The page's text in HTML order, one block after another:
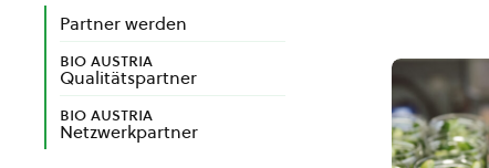
Partner werden
bio austria
Qualitätspartner
bio austria
Netzwerkpartner